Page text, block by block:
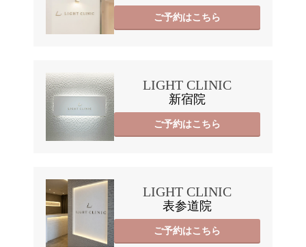
ご予約はこちら
LIGHT CLINIC
新宿院
ご予約はこちら
LIGHT CLINIC
表参道院
ご予約はこちら